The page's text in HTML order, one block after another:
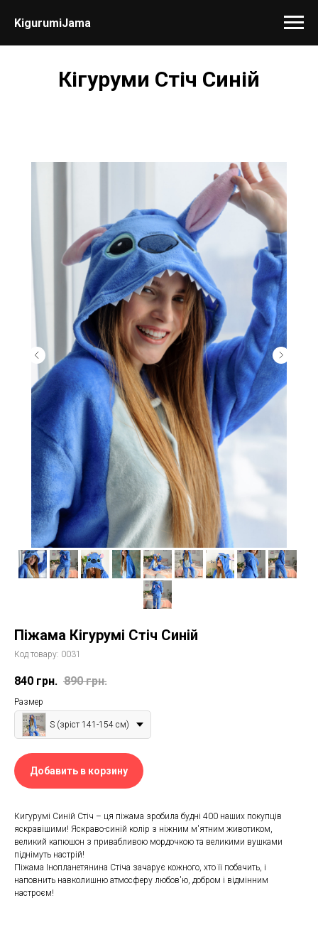
KigurumiJama
Кігуруми Стіч Синій
Піжама Кігурумі Стіч Синій
Код товару: 0031
840 грн. 890 грн.
Размер
S (зріст 141-154 см)
Добавить в корзину
Кигурумі Синій Стіч – ця піжама зробила будні 400 наших покупців
яскравішими! Яскраво-синій колір з ніжним м'ятним животиком,
великий капюшон з привабливою мордочкою та великими вушками
піднімуть настрій!
Піжама Інопланетянина Стіча зачарує кожного, хто її побачить, і
наповнить навколишню атмосферу любов'ю, добром і відмінним
настроєм!